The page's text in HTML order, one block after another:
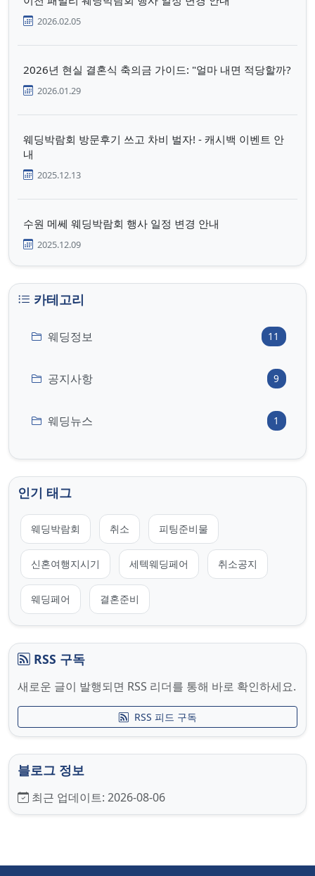
2026.02.05
2026년 현실 결혼식 축의금 가이드: "얼마 내면 적당할까?
2026.01.29
웨딩박람회 방문후기 쓰고 차비 벌자! - 캐시백 이벤트 안
내
2025.12.13
수원 메쎄 웨딩박람회 행사 일정 변경 안내
2025.12.09
카테고리
웨딩정보 11
공지사항 9
웨딩뉴스 1
인기 태그
웨딩박람회 취소 피팅준비물
신혼여행지시기 세텍웨딩페어 취소공지
웨딩페어 결혼준비
RSS 구독
새로운 글이 발행되면 RSS 리더를 통해 바로 확인하세요.
RSS 피드 구독
블로그 정보
최근 업데이트: 2026-08-06